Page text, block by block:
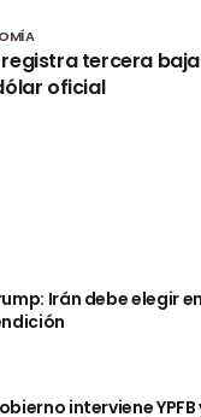
registra tercera
oficial
Irán debe elegir
interviene